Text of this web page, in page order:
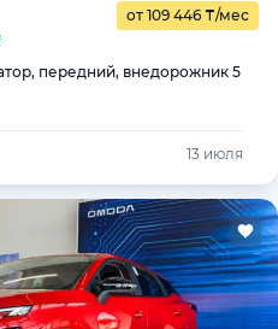
от 109 446 ₸/мес
передний, внедорожник 5
13 июля